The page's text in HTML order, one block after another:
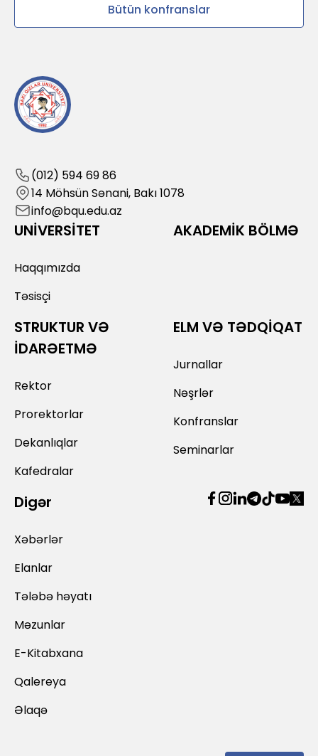
Bütün konfranslar
(012) 594 69 86
14 Möhsün Sənani, Bakı 1078
info@bqu.edu.az
UNİVERSİTET
Haqqımızda
Təsisçi
AKADEMİK BÖLMƏ
STRUKTUR VƏ
İDARƏETMƏ
Rektor
Prorektorlar
Dekanlıqlar
Kafedralar
ELM VƏ TƏDQİQAT
Jurnallar
Nəşrlər
Konfranslar
Seminarlar
Digər
Xəbərlər
Elanlar
Tələbə həyatı
Məzunlar
E-Kitabxana
Qalereya
Əlaqə